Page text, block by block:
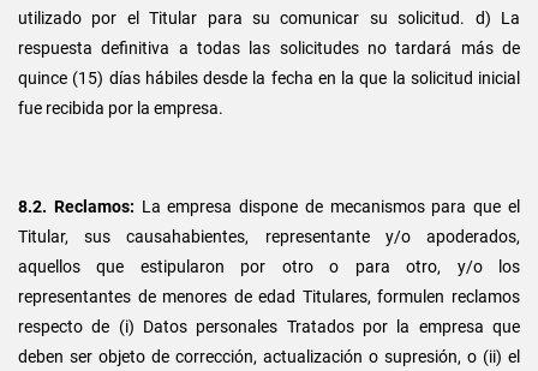
utilizado por el Titular para su comunicar su solicitud. d) La
respuesta definitiva a todas las solicitudes no tardará más de
quince (15) días hábiles desde la fecha en la que la solicitud inicial
fue recibida por la empresa.
8.2. Reclamos: La empresa dispone de mecanismos para que el
Titular, sus causahabientes, representante y/o apoderados,
aquellos que estipularon por otro o para otro, y/o los
representantes de menores de edad Titulares, formulen reclamos
respecto de (i) Datos personales Tratados por la empresa que
deben ser objeto de corrección, actualización o supresión, o (ii) el